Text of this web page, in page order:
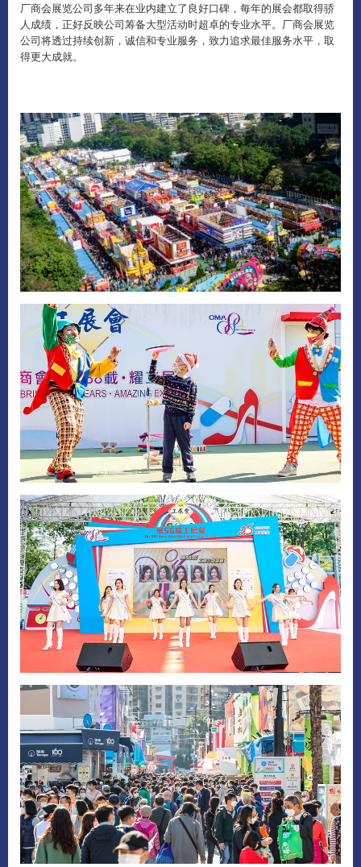
厂商会展览公司多年来在业内建立了良好口碑，每年的展会都取得骄
人成绩，正好反映公司筹备大型活动时超卓的专业水平。厂商会展览
公司将透过持续创新，诚信和专业服务，致力追求最佳服务水平，取
得更大成就。